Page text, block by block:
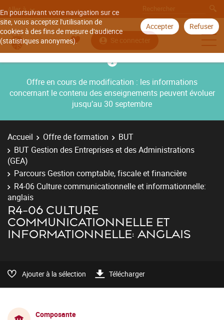
En poursuivant votre navigation sur ce
site, vous acceptez l'utilisation de
cookies à des fins de mesure d'audience
(statistiques anonymes).
Accepter Refuser
Aller à
Se connecter
Offre en cours de modification : les informations
concernant le contenu des enseignements peuvent évoluer
jusqu’au 30 septembre
Accueil Offre de formation
BUT
BUT Gestion des Entreprises et des Administrations
(GEA)
Parcours Gestion comptable, fiscale et financière
R4-06 Culture communicationnelle et informationnelle:
anglais
R4-06 CULTURE
COMMUNICATIONNELLE ET
INFORMATIONNELLE: ANGLAIS
Ajouter à la sélection Télécharger
Composante